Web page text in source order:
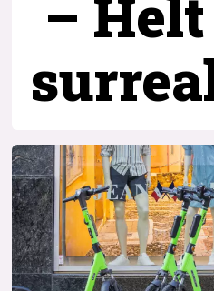
– Helt